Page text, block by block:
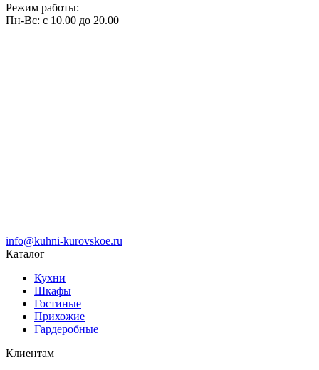
Режим работы:
Пн-Вс: с 10.00 до 20.00
info@kuhni-kurovskoe.ru
Каталог
Кухни
Шкафы
Гостиные
Прихожие
Гардеробные
Клиентам